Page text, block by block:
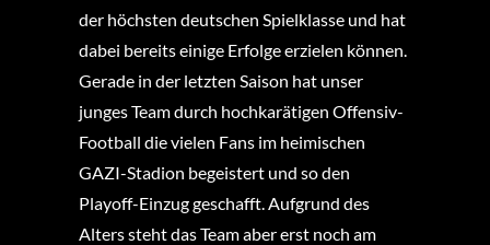
der höchsten deutschen Spielklasse und hat
dabei bereits einige Erfolge erzielen können.
Gerade in der letzten Saison hat unser
junges Team durch hochkarätigen Offensiv-
Football die vielen Fans im heimischen
GAZI-Stadion begeistert und so den
Playoff-Einzug geschafft. Aufgrund des
Alters steht das Team aber erst noch am